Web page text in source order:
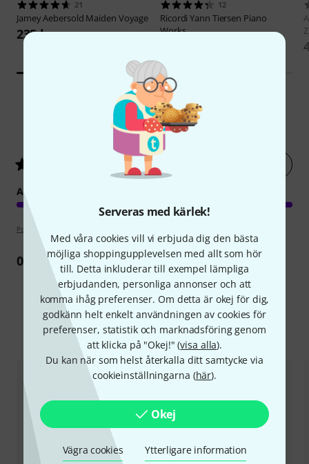
Serveras med kärlek!
Med våra cookies vill vi erbjuda dig den bästa
möjliga shoppingupplevelsen med allt som hör
till. Detta inkluderar till exempel lämpliga
erbjudanden, personliga annonser och att
komma ihåg preferenser. Om detta är okej för dig,
godkänn helt enkelt användningen av cookies för
preferenser, statistik och marknadsföring genom
att klicka på "Okej!" (visa alla).
Du kan när som helst återkalla ditt samtycke via
cookieinställningarna (här).
Okej
Vägra cookies Ytterligare information
21
Jamey Aebersold Maiden Voyage
235 kr
12
RicordiYann Tiersen Piano
Works
1Kundbetyg
/ 5
ARRANGEMANG
Poängpolicy
0Recension
Jämför alternativ